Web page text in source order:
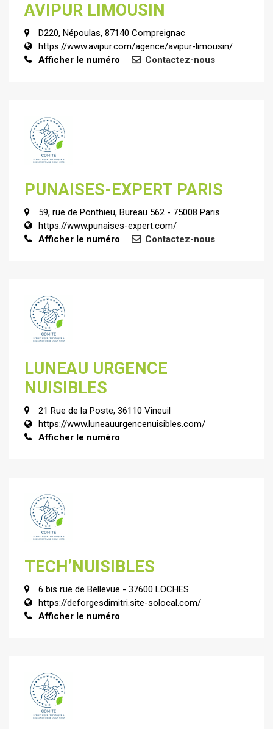
AVIPUR LIMOUSIN
D220, Népoulas, 87140 Compreignac
https://www.avipur.com/agence/avipur-limousin/
Afficher le numéro
Contactez-nous
PUNAISES-EXPERT PARIS
59, rue de Ponthieu, Bureau 562 - 75008 Paris
https://www.punaises-expert.com/
Afficher le numéro
Contactez-nous
LUNEAU URGENCE
NUISIBLES
21 Rue de la Poste, 36110 Vineuil
https://www.luneauurgencenuisibles.com/
Afficher le numéro
TECH’NUISIBLES
6 bis rue de Bellevue - 37600 LOCHES
https://deforgesdimitri.site-solocal.com/
Afficher le numéro